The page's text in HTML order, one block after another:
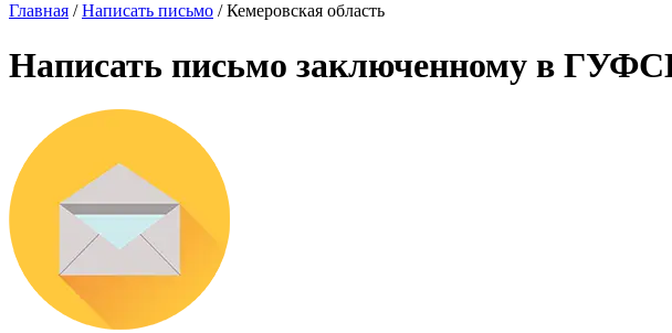
Главная /Написать письмо / Кемеровская область
Написать письмо заключенному в